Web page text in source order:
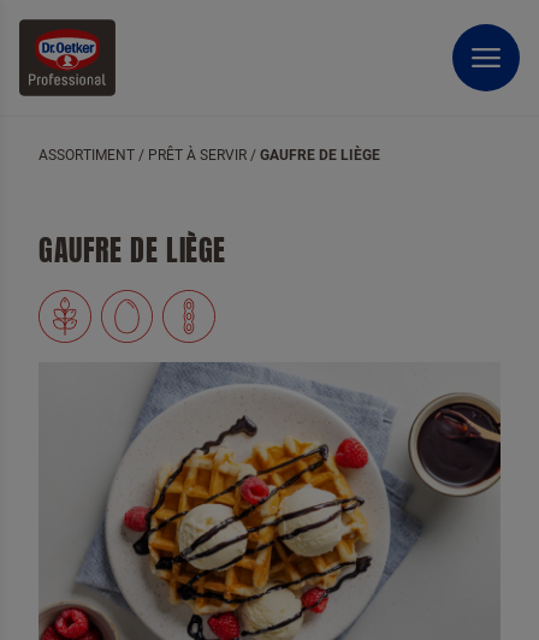
ASSORTIMENT / PRÊT À SERVIR / GAUFRE DE LIÈGE
GAUFRE DE LIÈGE